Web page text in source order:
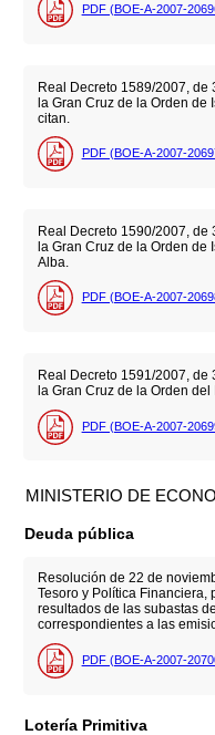
PDF (BOE-A-2007-
Real Decreto 1589/2007, de
la Gran Cruz de la Orden de
citan.
PDF (BOE-A-2007-
Real Decreto 1590/2007, de
la Gran Cruz de la Orden
Alba.
PDF (BOE-A-2007-
Real Decreto 1591/2007, de
la Gran Cruz de la Orden
PDF (BOE-A-2007-
MINISTERIO DE
Deuda pública
Resolución de 22 de
Tesoro y Política Financiera,
resultados de las subastas
correspondientes a las
PDF (BOE-A-2007-
Lotería Primitiva